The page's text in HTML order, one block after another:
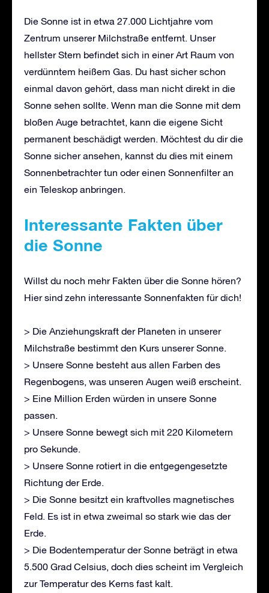
Die Sonne ist in etwa 27.000 Lichtjahre vom
Zentrum unserer Milchstraße entfernt. Unser
hellster Stern befindet sich in einer Art Raum von
verdünntem heißem Gas. Du hast sicher schon
einmal davon gehört, dass man nicht direkt in die
Sonne sehen sollte. Wenn man die Sonne mit dem
bloßen Auge betrachtet, kann die eigene Sicht
permanent beschädigt werden. Möchtest du dir die
Sonne sicher ansehen, kannst du dies mit einem
Sonnenbetrachter tun oder einen Sonnenfilter an
ein Teleskop anbringen.
Interessante Fakten über
die Sonne
Willst du noch mehr Fakten über die Sonne hören?
Hier sind zehn interessante Sonnenfakten für dich!
> Die Anziehungskraft der Planeten in unserer
Milchstraße bestimmt den Kurs unserer Sonne.
> Unsere Sonne besteht aus allen Farben des
Regenbogens, was unseren Augen weiß erscheint.
> Eine Million Erden würden in unsere Sonne
passen.
> Unsere Sonne bewegt sich mit 220 Kilometern
pro Sekunde.
> Unsere Sonne rotiert in die entgegengesetzte
Richtung der Erde.
> Die Sonne besitzt ein kraftvolles magnetisches
Feld. Es ist in etwa zweimal so stark wie das der
Erde.
> Die Bodentemperatur der Sonne beträgt in etwa
5.500 Grad Celsius, doch dies scheint im Vergleich
zur Temperatur des Kerns fast kalt.